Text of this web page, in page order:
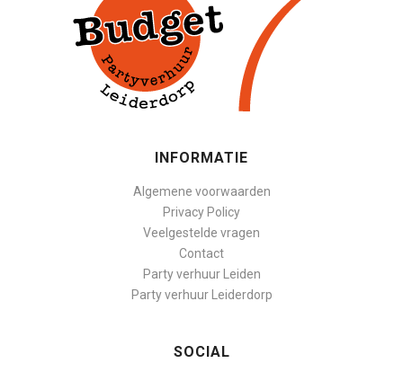
INFORMATIE
Algemene voorwaarden
Privacy Policy
Veelgestelde vragen
Contact
Party verhuur Leiden
Party verhuur Leiderdorp
SOCIAL